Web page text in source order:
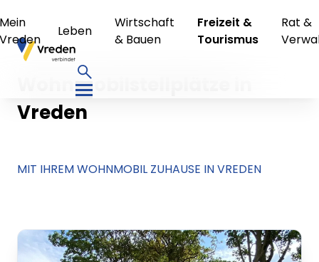
Mein
Vreden
Leben
Wirtschaft
& Bauen
Freizeit &
Tourismus
Rat &
Wohnmobilstellplätze in
Vreden
MIT IHREM WOHNMOBIL ZUHAUSE IN VREDEN